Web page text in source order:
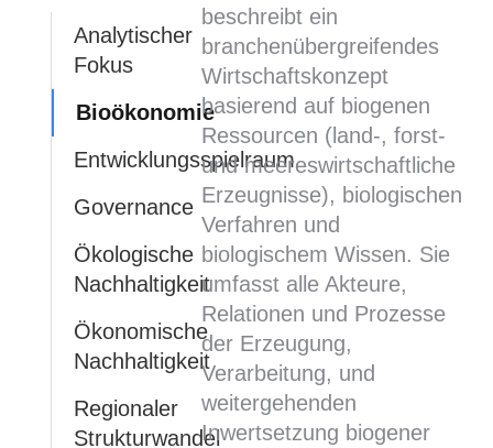
Analytischer
Fokus
Bioökonomie
Entwicklungsspielraum
Governance
Ökologische
Nachhaltigkeit
Ökonomische
Nachhaltigkeit
Regionaler
Strukturwandel
beschreibt ein
branchenübergreifendes
Wirtschaftskonzept
basierend auf biogenen
Ressourcen (land-, forst-
und meereswirtschaftliche
Erzeugnisse), biologischen
Verfahren und
biologischem Wissen. Sie
umfasst alle Akteure,
Relationen und Prozesse
der Erzeugung,
Verarbeitung, und
weitergehenden
Inwertsetzung biogener